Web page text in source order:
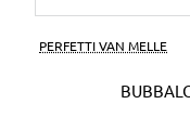
PERFETTI VAN MELLE